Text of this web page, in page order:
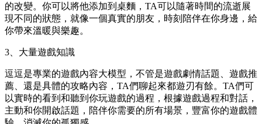
的改變。你可以將他添加到桌麵，TA可以隨著時間的流逝展
現不同的狀態，就像一個真實的朋友，時刻陪伴在你身邊，給
你帶來溫暖與樂趣。
3、大量遊戲知識
逗逗是專業的遊戲內容大模型，不管是遊戲劇情話題、遊戲推
薦、還是具體的攻略內容，TA們聊起來都遊刃有餘。TA們可
以實時的看到和聽到你玩遊戲的過程，根據遊戲過程和對話，
主動和你開啟話題，陪伴你需要的所有場景，豐富你的遊戲體